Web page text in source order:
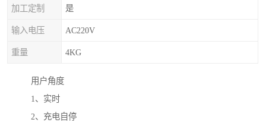
加工定制 是
输入电压 AC220V
重量 4KG
用户角度
1、实时
2、充电自停